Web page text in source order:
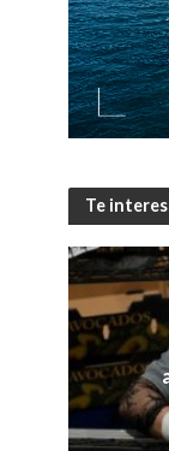
Te